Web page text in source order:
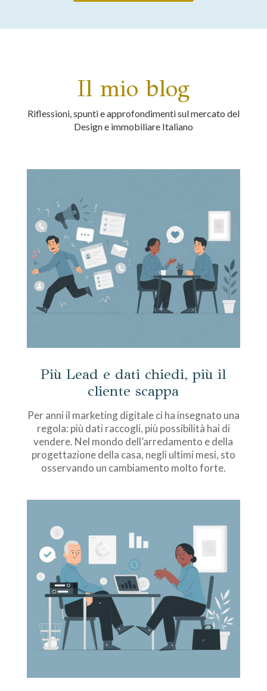
Il mio blog
Riflessioni, spunti e approfondimenti sul mercato del
Design e immobiliare Italiano
Più Lead e dati chiedi, più il
cliente scappa
Per anni il marketing digitale ci ha insegnato una
regola: più dati raccogli, più possibilità hai di
vendere. Nel mondo dell’arredamento e della
progettazione della casa, negli ultimi mesi, sto
osservando un cambiamento molto forte.